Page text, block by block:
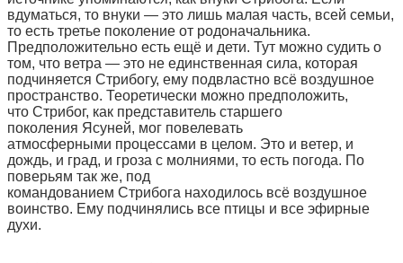
вдуматься, то внуки — это лишь малая часть, всей семьи,
то есть третье поколение от родоначальника.
Предположительно есть ещё и дети. Тут можно судить о
том, что ветра — это не единственная сила, которая
подчиняется Стрибогу, ему подвластно всё воздушное
пространство. Теоретически можно предположить,
что Стрибог, как представитель старшего
поколения Ясуней, мог повелевать
атмосферными процессами в целом. Это и ветер, и
дождь, и град, и гроза с молниями, то есть погода. По
поверьям так же, под
командованием Стрибога находилось всё воздушное
воинство. Ему подчинялись все птицы и все эфирные
духи.